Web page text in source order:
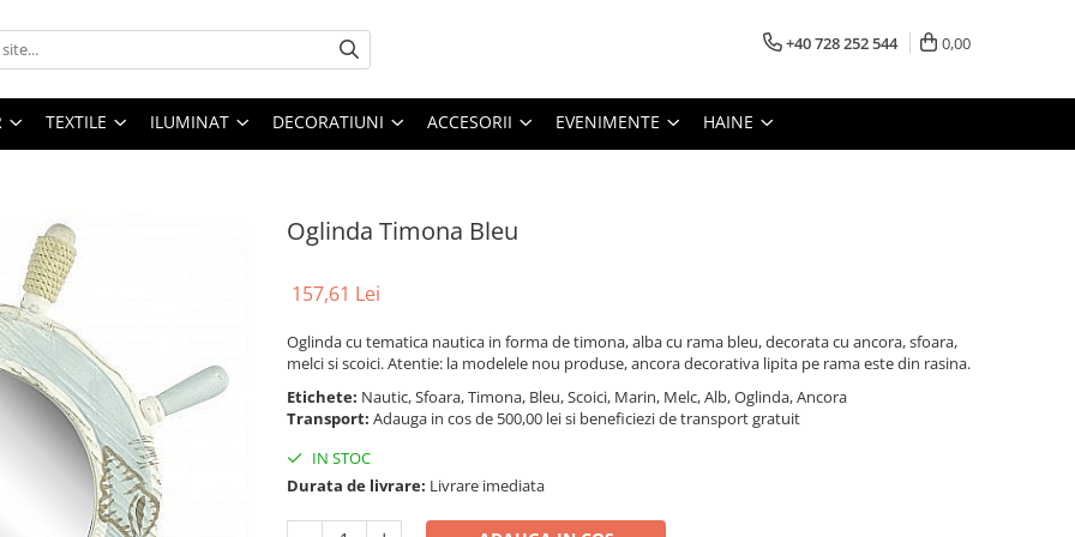
+40 728 252 544 0,00
TEXTILE ILUMINAT DECORATIUNI ACCESORII EVENIMENTE HAINE
Oglinda Timona Bleu
157,61 Lei
Oglinda cu tematica nautica in forma de timona, alba cu rama bleu, decorata cu ancora, sfoara,
melci si scoici. Atentie: la modelele nou produse, ancora decorativa lipita pe rama este din rasina.
Etichete: Nautic, Sfoara, Timona, Bleu, Scoici, Marin, Melc, Alb, Oglinda, Ancora
Transport: Adauga in cos de 500,00 lei si beneficiezi de transport gratuit
IN STOC
Durata de livrare: Livrare imediata